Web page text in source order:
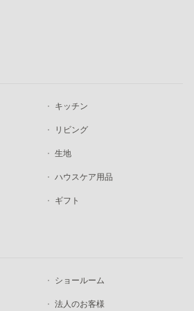
キッチン
リビング
生地
ハウスケア用品
ギフト
ショールーム
法人のお客様